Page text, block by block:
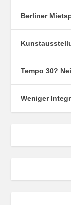
Berliner
Tempo 30?
Weniger